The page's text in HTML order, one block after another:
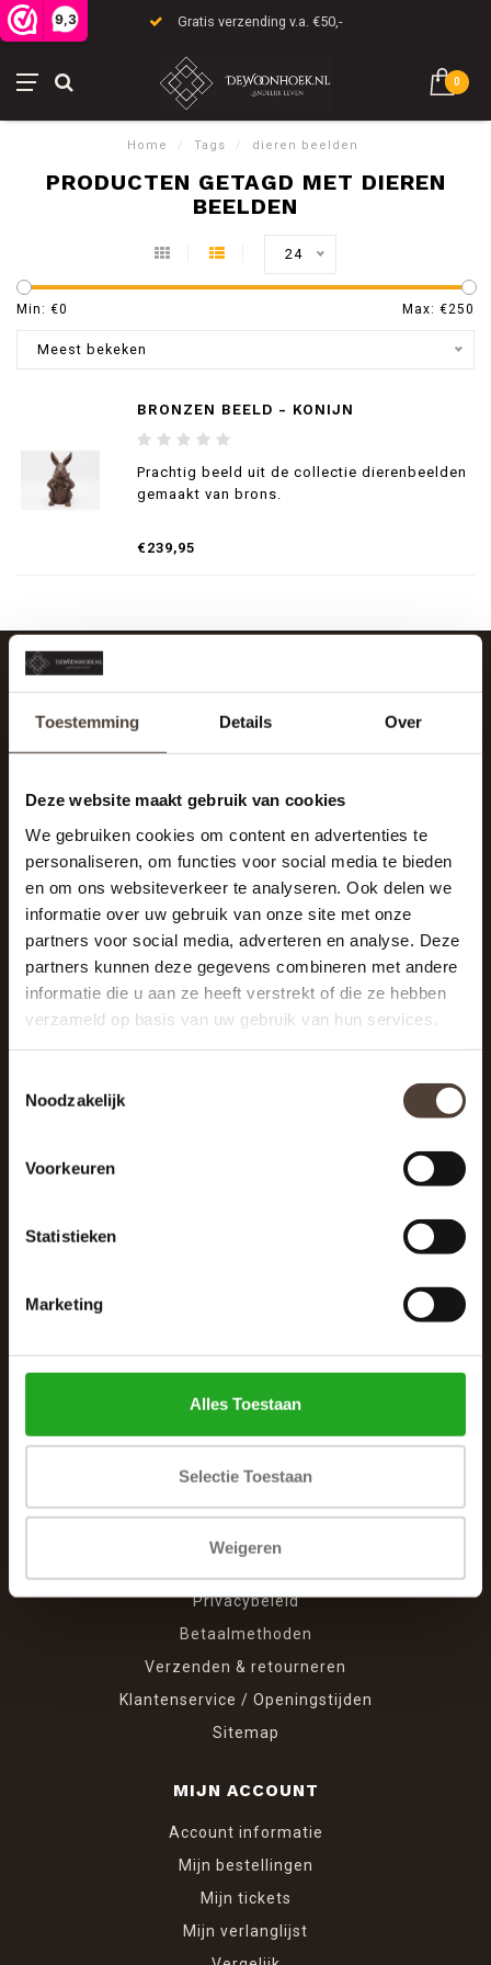
Toestemming Details Over
Deze website maakt gebruik van cookies
We gebruiken cookies om content en advertenties te
personaliseren, om functies voor social media te bieden
en om ons websiteverkeer te analyseren. Ook delen we
informatie over uw gebruik van onze site met onze
partners voor social media, adverteren en analyse. Deze
partners kunnen deze gegevens combineren met andere
informatie die u aan ze heeft verstrekt of die ze hebben
verzameld op basis van uw gebruik van hun services.
Noodzakelijk
Voorkeuren
Statistieken
Marketing
Alles Toestaan
Selectie Toestaan
Weigeren
9,3 Gratis verzending v.a. €50,-
0
Home / Tags / dieren beelden
PRODUCTEN GETAGD MET DIEREN
BEELDEN
24
Min: €0 Max: €250
Meest bekeken
BRONZEN BEELD - KONIJN
Prachtig beeld uit de collectie dierenbeelden
gemaakt van brons.
€239,95
And stay up to date with our latest offers
De Woonhoek - Landelijk leven
Privacybeleid
Betaalmethoden
Verzenden & retourneren
Klantenservice / Openingstijden
Sitemap
MIJN ACCOUNT
Account informatie
Mijn bestellingen
Mijn tickets
Mijn verlanglijst